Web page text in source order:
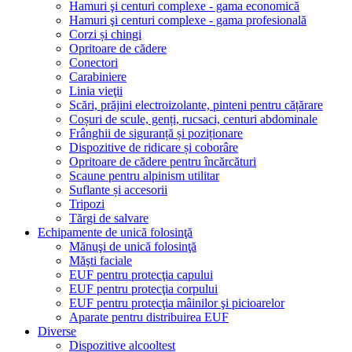
Hamuri şi centuri complexe - gama economică
Hamuri şi centuri complexe - gama profesională
Corzi și chingi
Opritoare de cădere
Conectori
Carabiniere
Linia vieţii
Scări, prăjini electroizolante, pinteni pentru cățărare
Coșuri de scule, genți, rucsaci, centuri abdominale
Frânghii de siguranță și poziționare
Dispozitive de ridicare și coborâre
Opritoare de cădere pentru încărcături
Scaune pentru alpinism utilitar
Suflante și accesorii
Tripozi
Tărgi de salvare
Echipamente de unică folosinţă
Mănuşi de unică folosinţă
Măşti faciale
EUF pentru protecţia capului
EUF pentru protecţia corpului
EUF pentru protecţia mâinilor şi picioarelor
Aparate pentru distribuirea EUF
Diverse
Dispozitive alcooltest